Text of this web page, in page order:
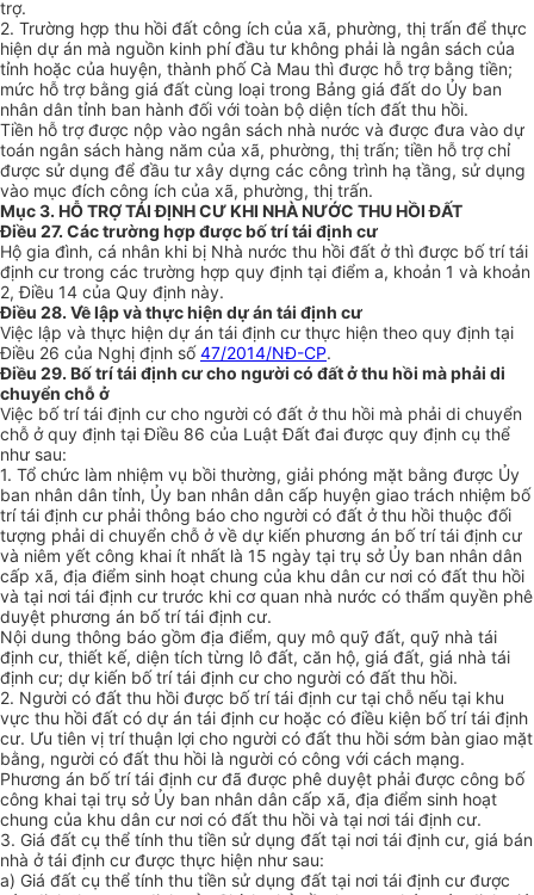
trợ.
2. Trường hợp thu hồi đất công ích của xã, phường, thị trấn để thực
hiện dự án mà nguồn kinh phí đầu tư không phải là ngân sách của
tỉnh hoặc của huyện, thành phố Cà Mau thì được hỗ trợ bằng tiền;
mức hỗ trợ bằng giá đất cùng loại trong Bảng giá đất do Ủy ban
nhân dân tỉnh ban hành đối với toàn bộ diện tích đất thu hồi.
Tiền hỗ trợ được nộp vào ngân sách nhà nước và được đưa vào dự
toán ngân sách hàng năm của xã, phường, thị trấn; tiền hỗ trợ chỉ
được sử dụng để đầu tư xây dựng các công trình hạ tầng, sử dụng
vào mục đích công ích của xã, phường, thị trấn.
Mục 3. HỖ TRỢ TÁI ĐỊNH CƯ KHI NHÀ NƯỚC THU HỒI ĐẤT
Điều 27. Các trường hợp được bố trí tái định cư
Hộ gia đình, cá nhân khi bị Nhà nước thu hồi đất ở thì được bố trí tái
định cư trong các trường hợp quy định tại điểm a, khoản 1 và khoản
2, Điều 14 của Quy định này.
Điều 28. Về lập và thực hiện dự án tái định cư
Việc lập và thực hiện dự án tái định cư thực hiện theo quy định tại
Điều 26 của Nghị định số47/2014/NĐ-CP.
Điều 29. Bố trí tái định cư cho người có đất ở thu hồi mà phải di
chuyển chỗ ở
Việc bố trí tái định cư cho người có đất ở thu hồi mà phải di chuyển
chỗ ở quy định tại Điều 86 của Luật Đất đai được quy định cụ thể
như sau:
1. Tổ chức làm nhiệm vụ bồi thường, giải phóng mặt bằng được Ủy
ban nhân dân tỉnh, Ủy ban nhân dân cấp huyện giao trách nhiệm bố
trí tái định cư phải thông báo cho người có đất ở thu hồi thuộc đối
tượng phải di chuyển chỗ ở về dự kiến phương án bố trí tái định cư
và niêm yết công khai ít nhất là 15 ngày tại trụ sở Ủy ban nhân dân
cấp xã, địa điểm sinh hoạt chung của khu dân cư nơi có đất thu hồi
và tại nơi tái định cư trước khi cơ quan nhà nước có thẩm quyền phê
duyệt phương án bố trí tái định cư.
Nội dung thông báo gồm địa điểm, quy mô quỹ đất, quỹ nhà tái
định cư, thiết kế, diện tích từng lô đất, căn hộ, giá đất, giá nhà tái
định cư; dự kiến bố trí tái định cư cho người có đất thu hồi.
2. Người có đất thu hồi được bố trí tái định cư tại chỗ nếu tại khu
vực thu hồi đất có dự án tái định cư hoặc có điều kiện bố trí tái định
cư. Ưu tiên vị trí thuận lợi cho người có đất thu hồi sớm bàn giao mặt
bằng, người có đất thu hồi là người có công với cách mạng.
Phương án bố trí tái định cư đã được phê duyệt phải được công bố
công khai tại trụ sở Ủy ban nhân dân cấp xã, địa điểm sinh hoạt
chung của khu dân cư nơi có đất thu hồi và tại nơi tái định cư.
3. Giá đất cụ thể tính thu tiền sử dụng đất tại nơi tái định cư, giá bán
nhà ở tái định cư được thực hiện như sau:
a) Giá đất cụ thể tính thu tiền sử dụng đất tại nơi tái định cư được